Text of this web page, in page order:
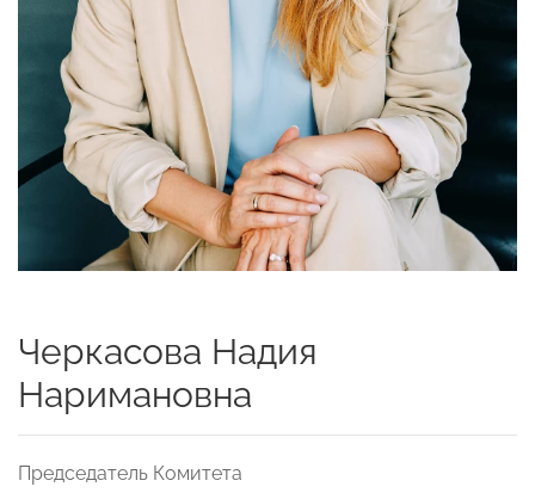
Черкасова Надия
Наримановна
Председатель Комитета